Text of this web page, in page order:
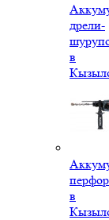
дрели-
в
в